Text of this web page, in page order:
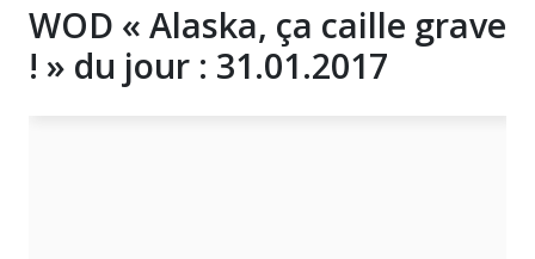
WOD « Alaska, ça caille grave
! » du jour : 31.01.2017